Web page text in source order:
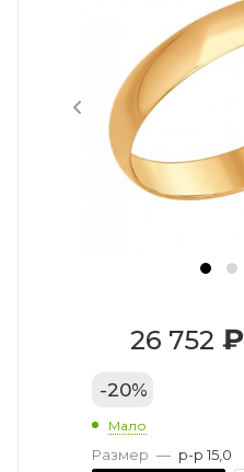
26 752 ₽
-20%
Мало
Размер — р-р 15,0